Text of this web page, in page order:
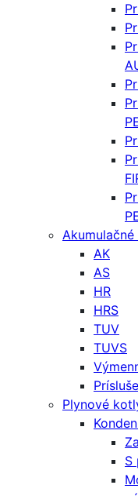
AK
AS
HR
HRS
TUV
TUVS
Plynové
S